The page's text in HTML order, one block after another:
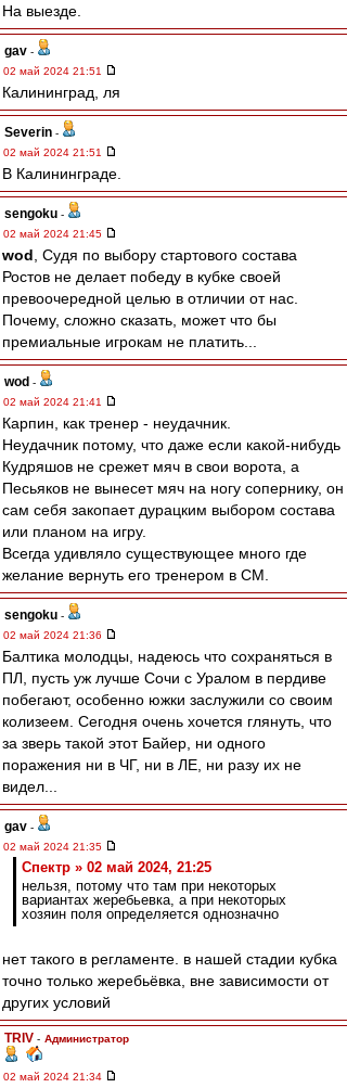
На выезде.
gav -
02 май 2024 21:51
Калининград, ля
Severin -
02 май 2024 21:51
В Калининграде.
sengoku -
02 май 2024 21:45
wod , Судя по выбору стартового состава
Ростов не делает победу в кубке своей
превоочередной целью в отличии от нас.
Почему, сложно сказать, может что бы
премиальные игрокам не платить...
wod -
02 май 2024 21:41
Карпин, как тренер - неудачник.
Неудачник потому, что даже если какой-нибудь
Кудряшов не срежет мяч в свои ворота, а
Песьяков не вынесет мяч на ногу сопернику, он
сам себя закопает дурацким выбором состава
или планом на игру.
Всегда удивляло существующее много где
желание вернуть его тренером в СМ.
sengoku -
02 май 2024 21:36
Балтика молодцы, надеюсь что сохраняться в
ПЛ, пусть уж лучше Сочи с Уралом в пердиве
побегают, особенно южки заслужили со своим
колизеем. Сегодня очень хочется глянуть, что
за зверь такой этот Байер, ни одного
поражения ни в ЧГ, ни в ЛЕ, ни разу их не
видел...
gav -
02 май 2024 21:35
Спектр » 02 май 2024, 21:25
нельзя, потому что там при некоторых
вариантах жеребьевка, а при некоторых
хозяин поля определяется однозначно
нет такого в регламенте. в нашей стадии кубка
точно только жеребьёвка, вне зависимости от
других условий
TRIV - Администратор
02 май 2024 21:34